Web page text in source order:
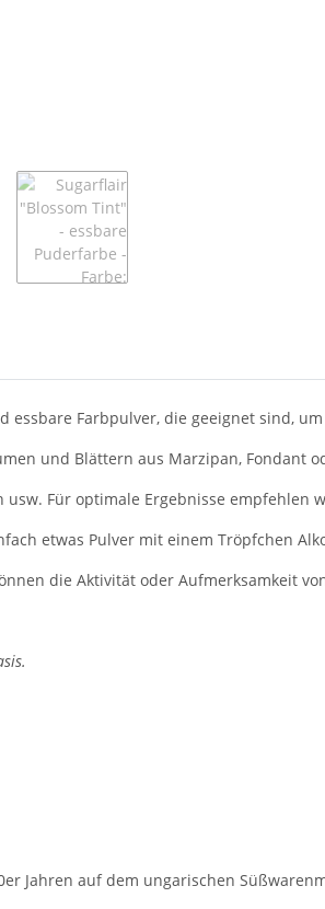
essbare Farbpulver, die geeignet sind,
und Blättern aus Marzipan, Fondant
Für optimale Ergebnisse empfehlen
etwas Pulver mit einem Tröpfchen
die Aktivität oder Aufmerksamkeit
Jahren auf dem ungarischen